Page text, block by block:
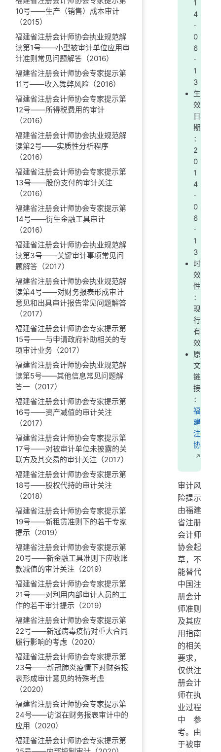
10号——生产（销售）成本审计
（2015）
福建省注册会计师协会执业规范解
读第1号——小型被审计单位应用审
计准则常见问题解答（2016）
福建省注册会计师协会专家提示第
11号——收入舞弊风险（2016）
福建省注册会计师协会专家提示第
12号——所得税费用的审计
（2016）
福建省注册会计师协会执业规范解
读第2号——实质性分析程序
（2016）
福建省注册会计师协会专家提示第
13号——股份支付的审计关注
（2016）
福建省注册会计师协会专家提示第
14号——衍生金融工具审计
（2016）
福建省注册会计师协会执业规范解
读第3号——关键审计事项常见问
题解答（2017）
福建省注册会计师协会执业规范解
读第4号——对财务报表形成审计
意见和出具审计报告常见问题解答
（2017）
福建省注册会计师协会专家提示第
15号——与申请政府补助相关的专
项审计业务（2017）
福建省注册会计师协会执业规范解
读第5号——其他信息常见问题解
答一（2017）
福建省注册会计师协会专家提示第
16号——资产减值的审计关注
（2017）
福建省注册会计师协会专家提示第
17号——对被审计单位未披露的关
联方及其交易的审计关注（2017）
福建省注册会计师协会专家提示第
18号——股权代持的审计关注
（2018）
福建省注册会计师协会专家提示第
19号——新租赁准则下的若干专家
提示（2019）
福建省注册会计师协会专家提示第
20号——新金融工具准则下应收账
款减值的审计关注（2019）
福建省注册会计师协会专家提示第
21号——对利用内部审计人员的工
作的若干审计提示（2019）
福建省注册会计师协会专家提示第
22号——新冠病毒疫情对重大合同
履行影响的考虑（2020）
福建省注册会计师协会专家提示第
23号——新冠肺炎疫情下对财务报
表形成审计意见的特殊考虑
（2020）
福建省注册会计师协会专家提示第
24号——访谈在财务报表审计中的
应用（2020）
福建省注册会计师协会专家提示第
1
4
-
0
6
-
1
3
生
效
日
期
：
2
0
1
4
-
0
6
-
1
3
时
效
性
：
现
行
有
效
原
文
链
接
：
福
建
注
协
审计风
险提示
由福建
省注册
会计师
协会起
草，不
能替代
中国注
册会计
师准则
及其应
用指南
的相关
要求，
仅供注
册会计
师在执
业过程
中参
考。由
于被审